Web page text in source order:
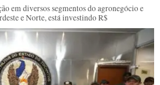
em diversos segmentos do agronegócio e
e Norte, está investindo R$